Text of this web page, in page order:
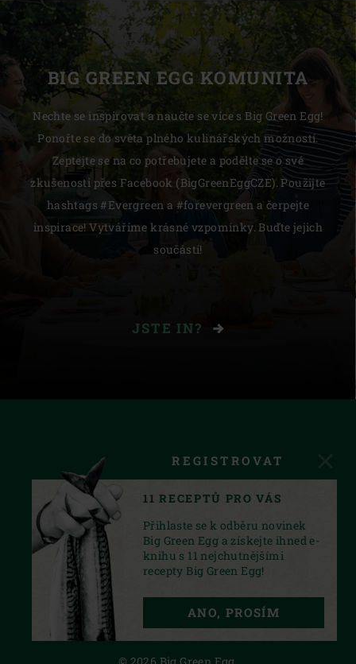
BIG GREEN EGG KOMUNITA
Nechte se inspirovat a naučte se více s Big Green Egg!
Ponořte se do světa plného kulinářských možností.
Zeptejte se na co potřebujete a podělte se o své
zkušenosti přes Facebook (BigGreenEggCZE). Použijte
hashtags #Evergreen a #forevergreen a čerpejte
inspirace! Vytváříme krásné vzpomínky. Buďte jejich
součástí!
JSTE IN?
YOUTUBE
PRIVACY STATEMENT
REGISTROVAT
11 RECEPTŮ PRO VÁS
Přihlaste se k odběru novinek
Big Green Egg a získejte ihned e-
knihu s 11 nejchutnějšími
recepty Big Green Egg!
ANO, PROSÍM